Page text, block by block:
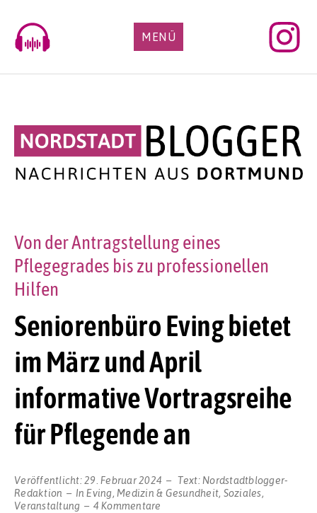
content
MENÜ
Seniorenbüro Eving bietet
im März und April
informative Vortragsreihe
für Pflegende an
Von der Antragstellung eines
Pflegegrades bis zu professionellen
Hilfen
Veröffentlicht:29. Februar 2024 Text: Nordstadtblogger-
Redaktion
InEving, Medizin & Gesundheit, Soziales,
Veranstaltung
4 Kommentare